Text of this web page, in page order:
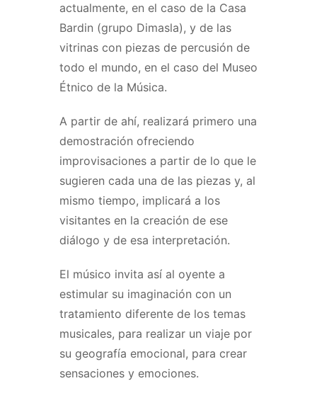
actualmente, en el caso de la Casa
Bardin (grupo Dimasla), y de las
vitrinas con piezas de percusión de
todo el mundo, en el caso del Museo
Étnico de la Música.
A partir de ahí, realizará primero una
demostración ofreciendo
improvisaciones a partir de lo que le
sugieren cada una de las piezas y, al
mismo tiempo, implicará a los
visitantes en la creación de ese
diálogo y de esa interpretación.
El músico invita así al oyente a
estimular su imaginación con un
tratamiento diferente de los temas
musicales, para realizar un viaje por
su geografía emocional, para crear
sensaciones y emociones.